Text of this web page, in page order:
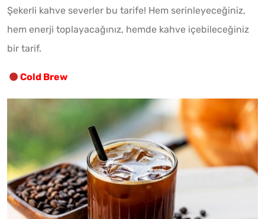
Şekerli kahve severler bu tarife! Hem serinleyeceğiniz,
hem enerji toplayacağınız, hemde kahve içebileceğiniz
bir tarif.
Cold Brew